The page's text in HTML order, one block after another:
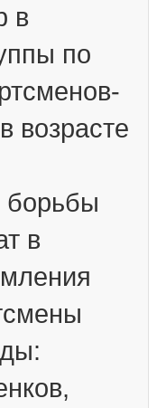
в
по
возрасте
борьбы
в